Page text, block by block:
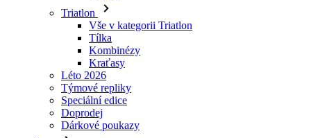
Triatlon
Vše v kategorii Triatlon
Tílka
Kombinézy
Kraťasy
Léto 2026
Týmové repliky
Speciální edice
Doprodej
Dárkové poukazy